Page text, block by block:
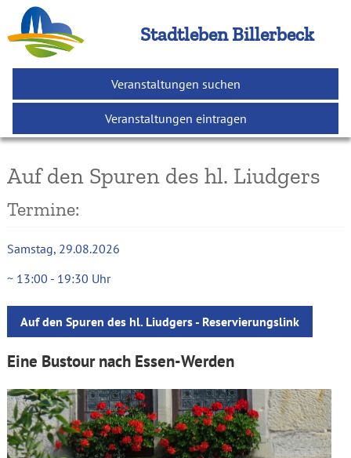
Stadtleben Billerbeck
Veranstaltungen suchen
Veranstaltungen eintragen
Auf den Spuren des hl. Liudgers
Termine:
Samstag 29.08.2026
13:00 - 19:30 Uhr
Auf den Spuren des hl. Liudgers - Reservierungslink
Eine Bustour nach Essen-Werden